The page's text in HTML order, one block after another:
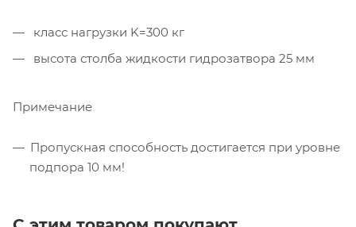
класс нагрузки K=300 кг
высота столба жидкости гидрозатвора 25 мм
Примечание
Пропускная способность достигается при уровне
подпора 10 мм!